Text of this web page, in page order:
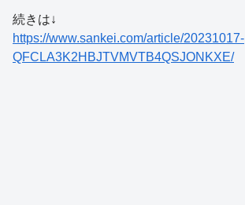
続きは↓
https://www.sankei.com/article/20231017-
QFCLA3K2HBJTVMVTB4QSJONKXE/